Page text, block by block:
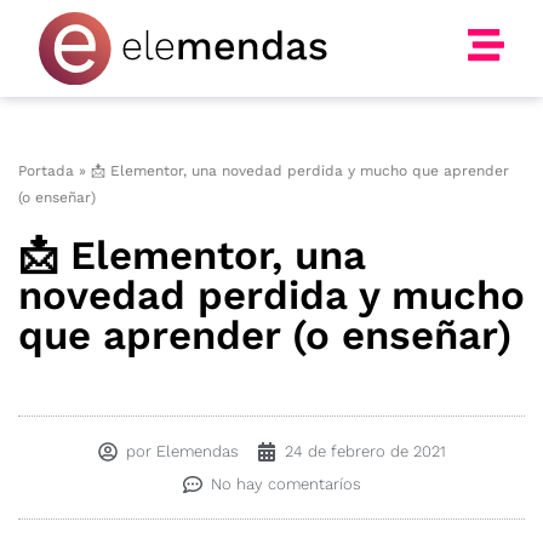
contenido
Portada » 📩 Elementor, una novedad perdida y mucho que aprender
(o enseñar)
📩 Elementor, una
novedad perdida y mucho
que aprender (o enseñar)
porElemendas
24 de febrero de 2021
No hay comentaríos